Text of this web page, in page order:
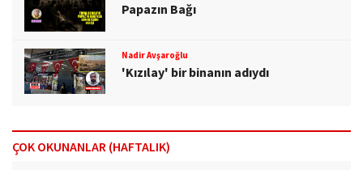
Papazın Bağı
Nadir Avşaroğlu
'Kızılay' bir binanın adıydı
ÇOK OKUNANLAR (HAFTALIK)